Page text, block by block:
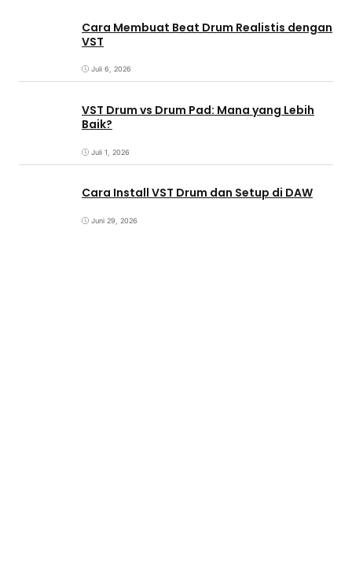
Cara Membuat Beat Drum Realistis dengan
VST
Juli 6, 2026
VST Drum vs Drum Pad: Mana yang Lebih
Baik?
Juli 1, 2026
Cara Install VST Drum dan Setup di DAW
Juni 29, 2026